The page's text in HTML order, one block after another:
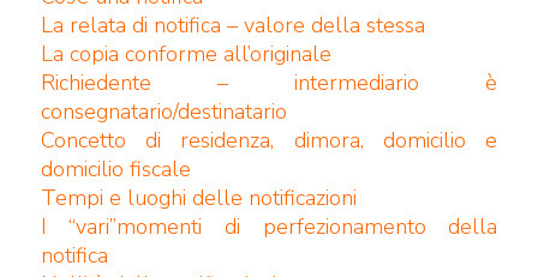
La relata di notifica – valore della stessa
La copia conforme all’originale
Richiedente – intermediario è
consegnatario/destinatario
Concetto di residenza, dimora, domicilio e
domicilio fiscale
Tempi e luoghi delle notificazioni
I “vari”momenti di perfezionamento della
notifica